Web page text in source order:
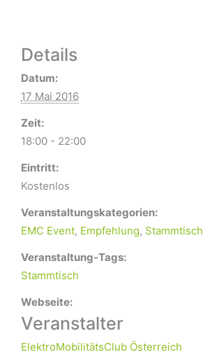
Details
Datum:
17 Mai 2016
Zeit:
18:00 - 22:00
Eintritt:
Kostenlos
Veranstaltungskategorien:
EMC Event, Empfehlung, Stammtisch
Veranstaltung-Tags:
Stammtisch
Webseite:
Veranstalter
ElektroMobilitätsClub Österreich